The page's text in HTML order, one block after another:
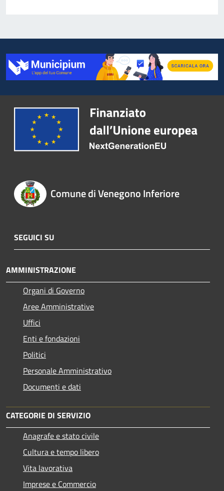
Comune di Venegono Inferiore
SEGUICI SU
AMMINISTRAZIONE
Organi di Governo
Aree Amministrative
Uffici
Enti e fondazioni
Politici
Personale Amministrativo
Documenti e dati
CATEGORIE DI SERVIZIO
Anagrafe e stato civile
Cultura e tempo libero
Vita lavorativa
Imprese e Commercio